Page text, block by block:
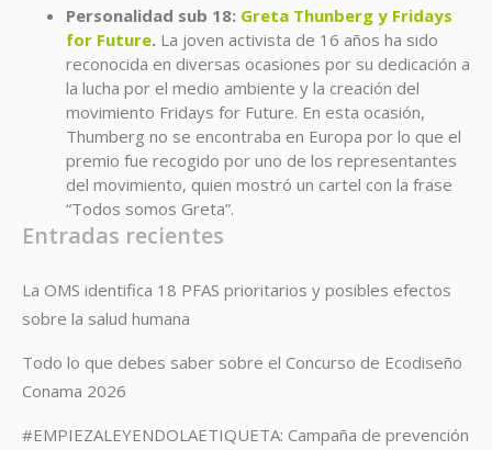
Personalidad sub 18: Greta Thunberg y Fridays
for Future. La joven activista de 16 años ha sido
reconocida en diversas ocasiones por su dedicación a
la lucha por el medio ambiente y la creación del
movimiento Fridays for Future. En esta ocasión,
Thumberg no se encontraba en Europa por lo que el
premio fue recogido por uno de los representantes
del movimiento, quien mostró un cartel con la frase
“Todos somos Greta”.
Entradas recientes
La OMS identifica 18 PFAS prioritarios y posibles efectos
sobre la salud humana
Todo lo que debes saber sobre el Concurso de Ecodiseño
Conama 2026
#EMPIEZALEYENDOLAETIQUETA: Campaña de prevención